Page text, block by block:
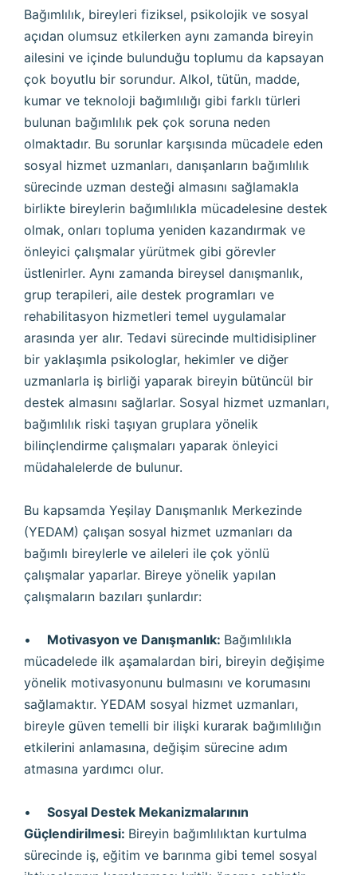
Bağımlılık, bireyleri fiziksel, psikolojik ve sosyal
açıdan olumsuz etkilerken aynı zamanda bireyin
ailesini ve içinde bulunduğu toplumu da kapsayan
çok boyutlu bir sorundur. Alkol, tütün, madde,
kumar ve teknoloji bağımlılığı gibi farklı türleri
bulunan bağımlılık pek çok soruna neden
olmaktadır. Bu sorunlar karşısında mücadele eden
sosyal hizmet uzmanları, danışanların bağımlılık
sürecinde uzman desteği almasını sağlamakla
birlikte bireylerin bağımlılıkla mücadelesine destek
olmak, onları topluma yeniden kazandırmak ve
önleyici çalışmalar yürütmek gibi görevler
üstlenirler. Aynı zamanda bireysel danışmanlık,
grup terapileri, aile destek programları ve
rehabilitasyon hizmetleri temel uygulamalar
arasında yer alır. Tedavi sürecinde multidisipliner
bir yaklaşımla psikologlar, hekimler ve diğer
uzmanlarla iş birliği yaparak bireyin bütüncül bir
destek almasını sağlarlar. Sosyal hizmet uzmanları,
bağımlılık riski taşıyan gruplara yönelik
bilinçlendirme çalışmaları yaparak önleyici
müdahalelerde de bulunur.
Bu kapsamda Yeşilay Danışmanlık Merkezinde
(YEDAM) çalışan sosyal hizmet uzmanları da
bağımlı bireylerle ve aileleri ile çok yönlü
çalışmalar yaparlar. Bireye yönelik yapılan
çalışmaların bazıları şunlardır:
• Motivasyon ve Danışmanlık: Bağımlılıkla
mücadelede ilk aşamalardan biri, bireyin değişime
yönelik motivasyonunu bulmasını ve korumasını
sağlamaktır. YEDAM sosyal hizmet uzmanları,
bireyle güven temelli bir ilişki kurarak bağımlılığın
etkilerini anlamasına, değişim sürecine adım
atmasına yardımcı olur.
• Sosyal Destek Mekanizmalarının
Güçlendirilmesi: Bireyin bağımlılıktan kurtulma
sürecinde iş, eğitim ve barınma gibi temel sosyal